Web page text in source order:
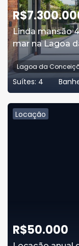
R$
Linda mansão
mar na Lagoa
Lagoa da
Suítes: 4
Locação
R$50.000